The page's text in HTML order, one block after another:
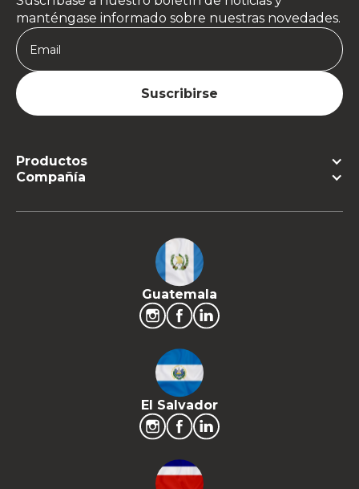
manténgase informado sobre nuestras novedades.
Productos
Compañía
Guatemala
El Salvador